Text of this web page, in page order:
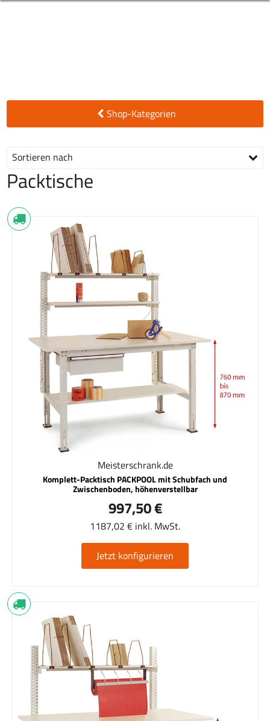
Shop-Kategorien
Sortieren nach
Packtische
Meisterschrank.de
Komplett-Packtisch PACKPOOL mit Schubfach und
Zwischenboden, höhenverstellbar
997,50 €
1187,02 € inkl. MwSt.
Jetzt konfigurieren